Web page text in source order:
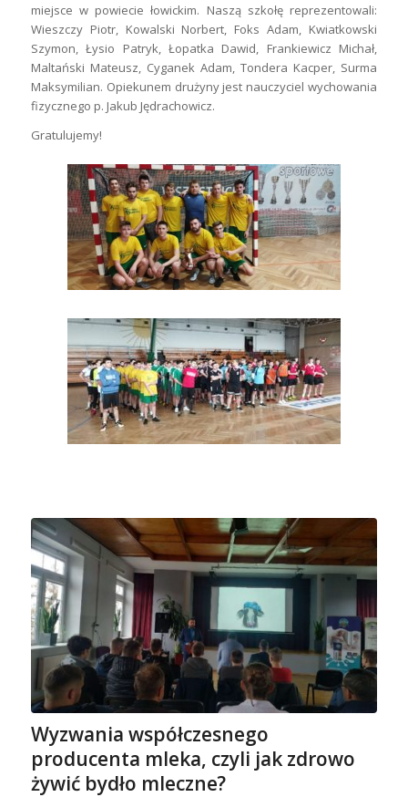
miejsce w powiecie łowickim. Naszą szkołę reprezentowali:
Wieszczy Piotr, Kowalski Norbert, Foks Adam, Kwiatkowski
Szymon, Łysio Patryk, Łopatka Dawid, Frankiewicz Michał,
Maltański Mateusz, Cyganek Adam, Tondera Kacper, Surma
Maksymilian. Opiekunem drużyny jest nauczyciel wychowania
fizycznego p. Jakub Jędrachowicz.
Gratulujemy!
Wyzwania współczesnego
producenta mleka, czyli jak zdrowo
żywić bydło mleczne?